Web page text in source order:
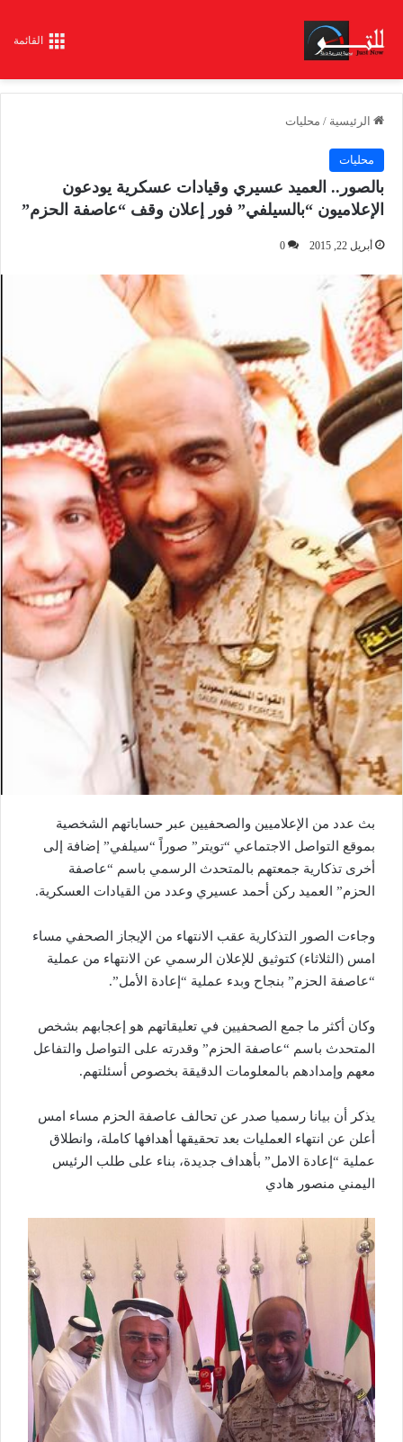
القائمة
الرئيسية / محليات
محليات
بالصور.. العميد عسيري وقيادات عسكرية يودعون
الإعلاميون “بالسيلفي” فور إعلان وقف “عاصفة الحزم”
أبريل 22, 2015 0
بث عدد من الإعلاميين والصحفيين عبر حساباتهم الشخصية
بموقع التواصل الاجتماعي “تويتر” صوراً “سيلفي” إضافة إلى
أخرى تذكارية جمعتهم بالمتحدث الرسمي باسم “عاصفة
الحزم” العميد ركن أحمد عسيري وعدد من القيادات العسكرية.
وجاءت الصور التذكارية عقب الانتهاء من الإيجاز الصحفي مساء
امس (الثلاثاء) كتوثيق للإعلان الرسمي عن الانتهاء من عملية
“عاصفة الحزم” بنجاح وبدء عملية “إعادة الأمل”.
وكان أكثر ما جمع الصحفيين في تعليقاتهم هو إعجابهم بشخص
المتحدث باسم “عاصفة الحزم” وقدرته على التواصل والتفاعل
معهم وإمدادهم بالمعلومات الدقيقة بخصوص أسئلتهم.
يذكر أن بيانا رسميا صدر عن تحالف عاصفة الحزم مساء امس
أعلن عن انتهاء العمليات بعد تحقيقها أهدافها كاملة، وانطلاق
عملية “إعادة الامل” بأهداف جديدة، بناء على طلب الرئيس
اليمني منصور هادي